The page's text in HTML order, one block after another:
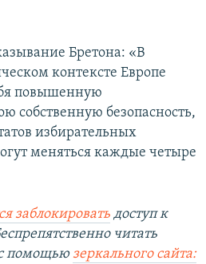
Бретона: «В
контексте Европе
повышенную
собственную безопасность,
избирательных
меняться каждые четыре
заблокировать доступ к
читать
помощью зеркального сайта: